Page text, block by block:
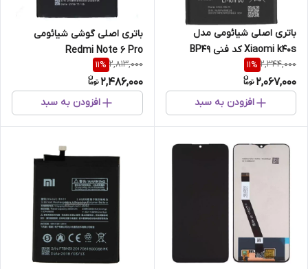
باتری اصلی شیائومی مدل
Xiaomi k40s کد فنی BP49
2,344,000
11%
2,067,000
افزودن به سبد
باتری اصلی گوشی شیائومی
Redmi Note 6 Pro
2,813,000
11%
2,486,000
افزودن به سبد